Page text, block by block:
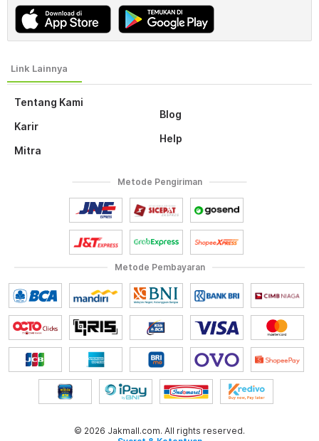
Tentang Kami
Karir
Mitra
Blog
Help
Metode Pembayaran
Metode Pengiriman
© 2026 Jakmall.com. All rights reserved.